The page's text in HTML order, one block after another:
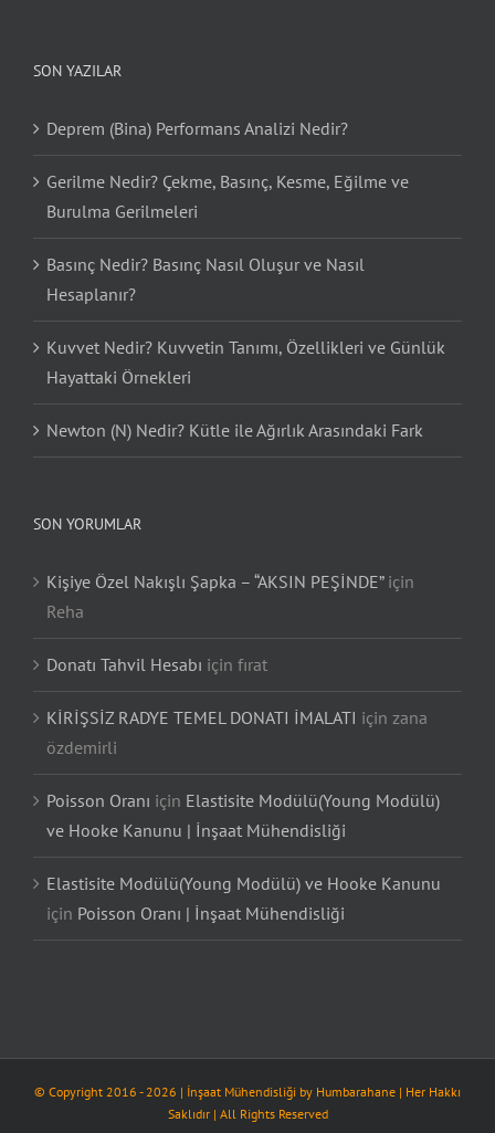
SON YAZILAR
Deprem (Bina) Performans Analizi Nedir?
Gerilme Nedir? Çekme, Basınç, Kesme, Eğilme ve
Burulma Gerilmeleri
Basınç Nedir? Basınç Nasıl Oluşur ve Nasıl
Hesaplanır?
Kuvvet Nedir? Kuvvetin Tanımı, Özellikleri ve Günlük
Hayattaki Örnekleri
Newton (N) Nedir? Kütle ile Ağırlık Arasındaki Fark
SON YORUMLAR
Kişiye Özel Nakışlı Şapka – “AKSIN PEŞİNDE”için
Reha
Donatı Tahvil Hesabı için fırat
KİRİŞSİZ RADYE TEMEL DONATI İMALATI için zana
özdemirli
Poisson Oranı için Elastisite Modülü(Young Modülü)
ve Hooke Kanunu | İnşaat Mühendisliği
Elastisite Modülü(Young Modülü) ve Hooke Kanunu
için Poisson Oranı | İnşaat Mühendisliği
© Copyright 2016 -2026 | İnşaat Mühendisliği by Humbarahane | Her Hakkı
Saklıdır | All Rights Reserved